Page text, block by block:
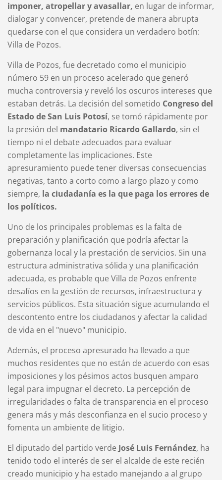
imponer, atropellar y avasallar, en lugar de informar,
dialogar y convencer, pretende de manera abrupta
quedarse con el que considera un verdadero botín:
Villa de Pozos.
Villa de Pozos, fue decretado como el municipio
número 59 en un proceso acelerado que generó
mucha controversia y reveló los oscuros intereses que
estaban detrás. La decisión del sometido Congreso del
Estado de San Luis Potosí, se tomó rápidamente por
la presión del mandatario Ricardo Gallardo, sin el
tiempo ni el debate adecuados para evaluar
completamente las implicaciones. Este
apresuramiento puede tener diversas consecuencias
negativas, tanto a corto como a largo plazo y como
siempre, la ciudadanía es la que paga los errores de
los políticos.
Uno de los principales problemas es la falta de
preparación y planificación que podría afectar la
gobernanza local y la prestación de servicios. Sin una
estructura administrativa sólida y una planificación
adecuada, es probable que Villa de Pozos enfrente
desafíos en la gestión de recursos, infraestructura y
servicios públicos. Esta situación sigue acumulando el
descontento entre los ciudadanos y afectar la calidad
de vida en el "nuevo" municipio.
Además, el proceso apresurado ha llevado a que
muchos residentes que no están de acuerdo con esas
imposiciones y los pésimos actos busquen amparo
legal para impugnar el decreto. La percepción de
irregularidades o falta de transparencia en el proceso
genera más y más desconfianza en el sucio proceso y
fomenta un ambiente de litigio.
El diputado del partido verde José Luis Fernández, ha
tenido todo el interés de ser el alcalde de este recién
creado municipio y ha estado manejando a al grupo